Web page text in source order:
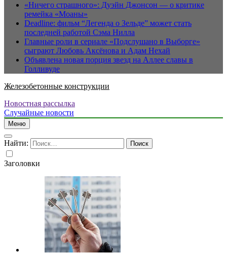
«Ничего страшного»: Дуэйн Джонсон — о критике
ремейка «Моаны»
Deadline: фильм “Легенда о Зельде” может стать
последней работой Сэма Нилла
Главные роли в сериале «Подслушано в Выборге»
сыграют Любовь Аксёнова и Адам Нехай
Объявлена новая порция звезд на Аллее славы в
Голливуде
Железобетонные конструкции
Новостная рассылка
Случайные новости
Меню
Найти:
Заголовки